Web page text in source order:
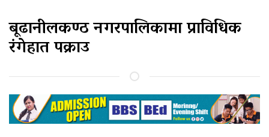
बूढानीलकण्ठ नगरपालिकामा प्राविधिक
रंगेहात पक्राउ